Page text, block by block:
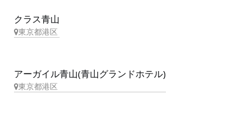
クラス青山
東京都港区
アーガイル青山(青山グランドホテル)
東京都港区